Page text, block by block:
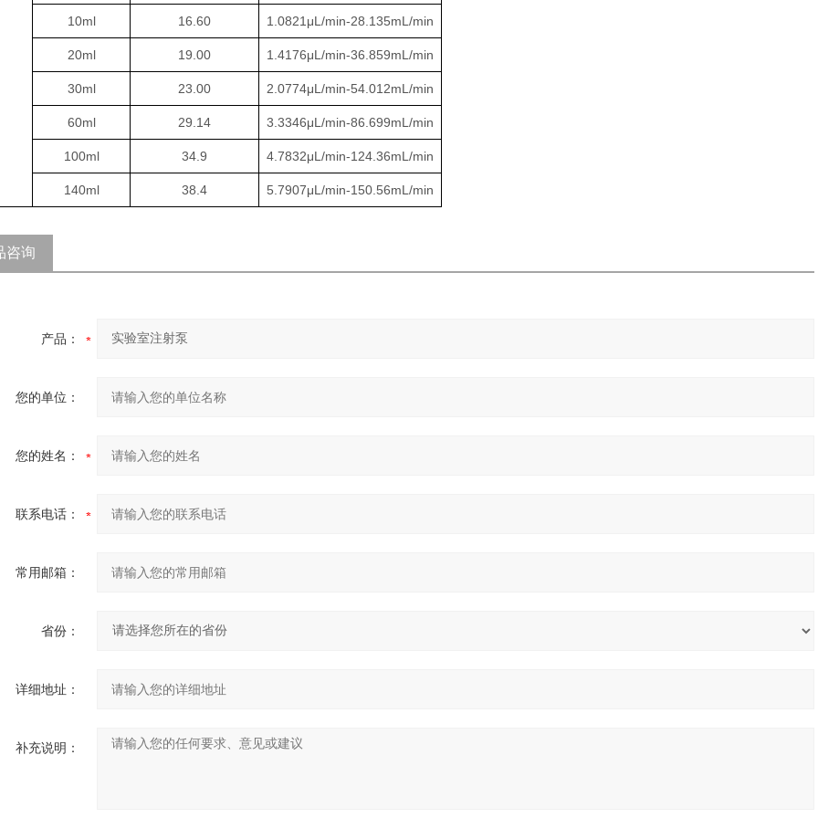
10ml 16.60 1.0821μL/min-28.135mL/min
20ml 19.00 1.4176μL/min-36.859mL/min
30ml 23.00 2.0774μL/min-54.012mL/min
60ml 29.14 3.3346μL/min-86.699mL/min
100ml 34.9 4.7832μL/min-124.36mL/min
140ml 38.4 5.7907μL/min-150.56mL/min
咨询
产品：
您的单位：
您的姓名：
联系电话：
常用邮箱：
省份：
详细地址：
补充说明：